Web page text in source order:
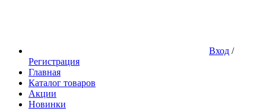
Вход /
Регистрация
Главная
Каталог товаров
Акции
Новинки